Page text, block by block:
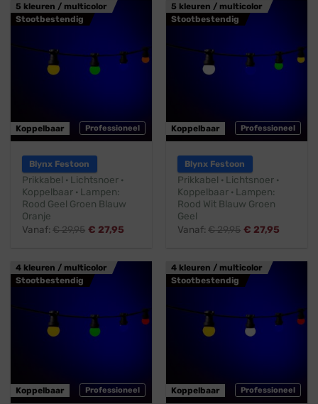
5 kleuren / multicolor
Stootbestendig
Professioneel
Koppelbaar
Blynx Festoon
Prikkabel · Lichtsnoer ·
Koppelbaar · Lampen:
Rood Geel Groen Blauw
Oranje
Vanaf:€29,95 € 27,95
5 kleuren / multicolor
Stootbestendig
Professioneel
Koppelbaar
Blynx Festoon
Prikkabel · Lichtsnoer ·
Koppelbaar · Lampen:
Rood Wit Blauw Groen
Geel
Vanaf:€29,95 € 27,95
4 kleuren / multicolor
Stootbestendig
Professioneel
Koppelbaar
4 kleuren / multicolor
Stootbestendig
Professioneel
Koppelbaar